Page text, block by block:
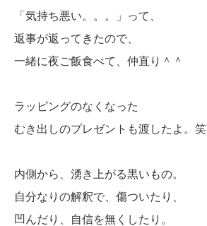
「気持ち悪い。。。」って、
返事が返ってきたので、
一緒に夜ご飯食べて、仲直り＾＾
ラッピングのなくなった
むき出しのプレゼントも渡したよ。笑
内側から、湧き上がる黒いもの。
自分なりの解釈で、傷ついたり、
凹んだり、自信を無くしたり。